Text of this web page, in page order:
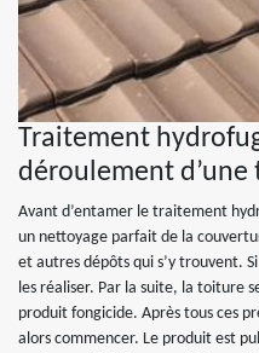
Traitement
déroulement
Avant d’entamer le traitement
un nettoyage parfait de la
et autres dépôts qui s’y trouvent.
les réaliser. Par la suite, la toiture
produit fongicide. Après tous ces
alors commencer. Le produit est